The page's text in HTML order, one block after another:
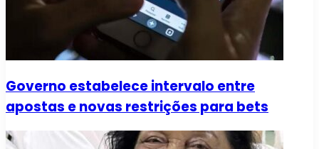
Governo estabelece intervalo entre
apostas e novas restrições para bets